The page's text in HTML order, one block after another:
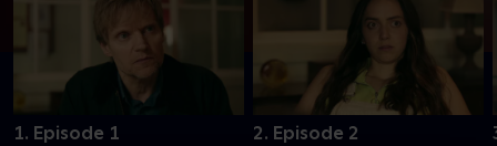
1. Episode 1 2. Episode 2